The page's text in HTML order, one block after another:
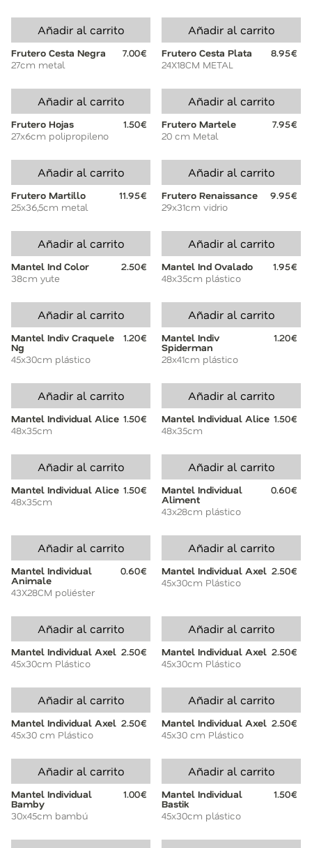
Añadir al carrito
Frutero Cesta Negra
7.00€
27cm metal
Añadir al carrito
Frutero Cesta Plata
8.95€
24X18CM METAL
Añadir al carrito
Frutero Hojas
1.50€
27x6cm polipropileno
Añadir al carrito
Frutero Martele
7.95€
20 cm Metal
Añadir al carrito
Frutero Martillo
11.95€
25x36,5cm metal
Añadir al carrito
Frutero Renaissance
9.95€
29x31cm vidrio
Añadir al carrito
Mantel Ind Color
2.50€
38cm yute
Añadir al carrito
Mantel Ind Ovalado
1.95€
48x35cm plástico
Añadir al carrito
Mantel Indiv Craquele
Ng
1.20€
45x30cm plástico
Añadir al carrito
Mantel Indiv
Spiderman
1.20€
28x41cm plástico
Añadir al carrito
Mantel Individual Alice 1.50€
48x35cm
Añadir al carrito
Mantel Individual Alice 1.50€
48x35cm
Añadir al carrito
Mantel Individual Alice 1.50€
48x35cm
Añadir al carrito
Mantel Individual
Aliment
0.60€
43x28cm plástico
Añadir al carrito
Mantel Individual
Animale
0.60€
43X28CM poliéster
Añadir al carrito
Mantel Individual Axel 2.50€
45x30cm Plástico
Añadir al carrito
Mantel Individual Axel 2.50€
45x30cm Plástico
Añadir al carrito
Mantel Individual Axel 2.50€
45x30cm Plástico
Añadir al carrito
Mantel Individual Axel 2.50€
45x30 cm Plástico
Añadir al carrito
Mantel Individual Axel 2.50€
45x30 cm Plástico
Añadir al carrito
Mantel Individual
Bamby
1.00€
30x45cm bambú
Añadir al carrito
Mantel Individual
Bastik
1.50€
45x30cm plástico